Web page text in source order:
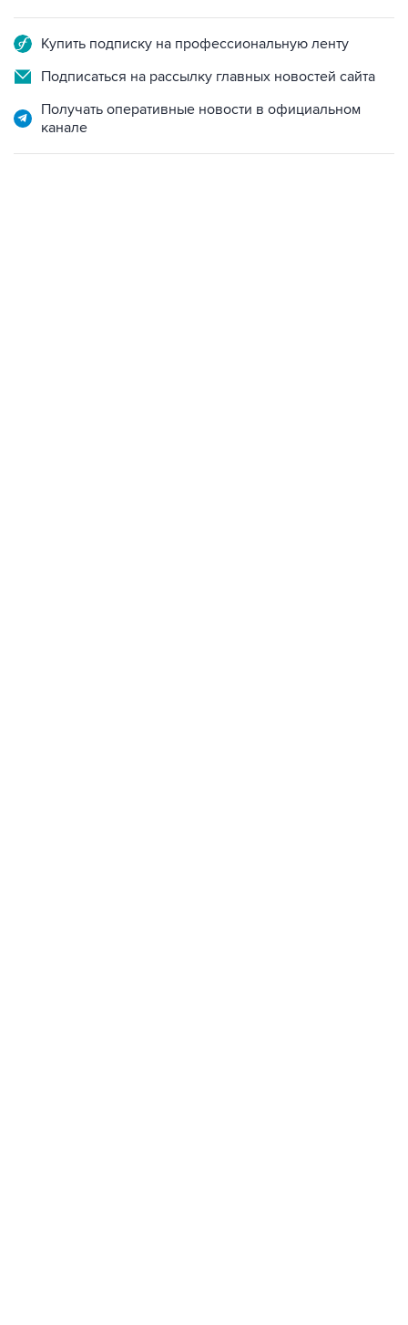
Купить подписку на профессиональную ленту
Подписаться на рассылку главных новостей сайта
Получать оперативные новости в официальном
канале